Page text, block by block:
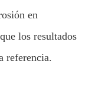
en
los resultados
referencia.